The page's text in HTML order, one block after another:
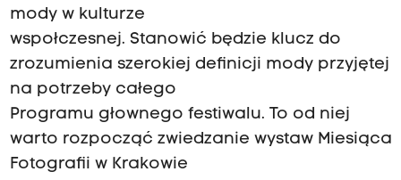
mody w kulturze
wspołczesnej. Stanowić będzie klucz do
zrozumienia szerokiej definicji mody przyjętej
na potrzeby całego
Programu głownego festiwalu. To od niej
warto rozpocząć zwiedzanie wystaw Miesiąca
Fotografii w Krakowie